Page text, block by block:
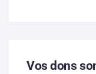
Vos dons